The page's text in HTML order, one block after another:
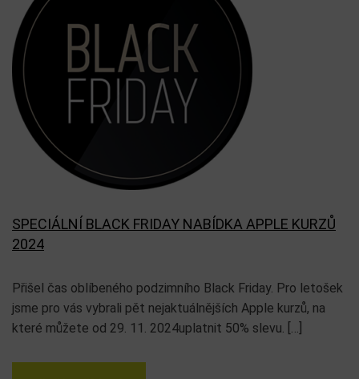
SPECIÁLNÍ BLACK FRIDAY NABÍDKA APPLE KURZŮ
2024
Přišel čas oblíbeného podzimního Black Friday. Pro letošek
jsme pro vás vybrali pět nejaktuálnějších Apple kurzů, na
které můžete od 29. 11. 2024uplatnit 50% slevu. […]